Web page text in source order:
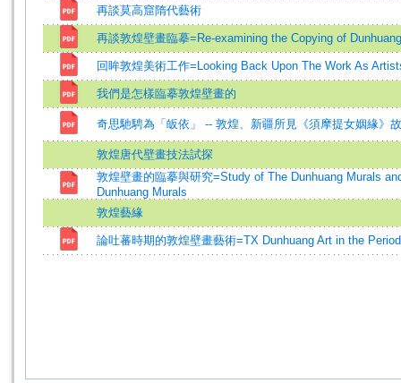
再談莫高窟隋代藝術
再談敦煌壁畫臨摹=Re-examining the Copying of
回眸敦煌美術工作=Looking Back Upon The Work As
我們是怎樣臨摹敦煌壁畫的
奇思馳騁為「皈依」 -- 敦煌、新疆所見《須摩提女姻緣》
敦煌唐代壁畫技法試探
敦煌壁畫的臨摹與研究=Study of The Dunhuang Murals
Dunhuang Murals
敦煌藝緣
論吐蕃時期的敦煌壁畫藝術=TX Dunhuang Art in the